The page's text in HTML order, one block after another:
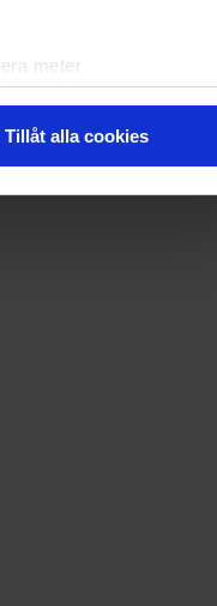
meter
. Du kan ändra
tjänster.
Tillåt alla cookies